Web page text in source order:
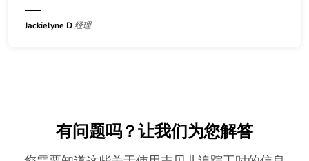
Jackielyne D经理
有问题吗？让我们为您解答